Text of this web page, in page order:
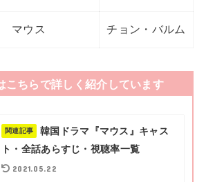
マウス チョン・バルム
こちらで詳しく紹介しています
関連記事
韓国ドラマ『マウス』キャス
ト・全話あらすじ・視聴率一覧
2021.05.22